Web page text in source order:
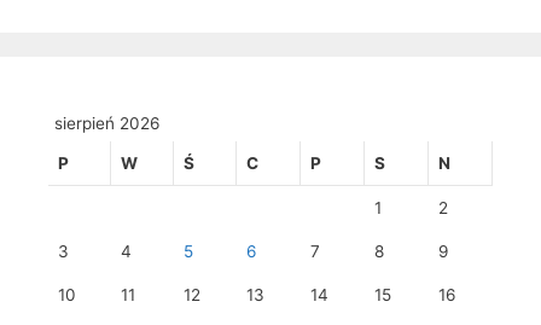
sierpień 2026
P W Ś C P S N
1 2
3 4 5 6 7 8 9
10 11 12 13 14 15 16